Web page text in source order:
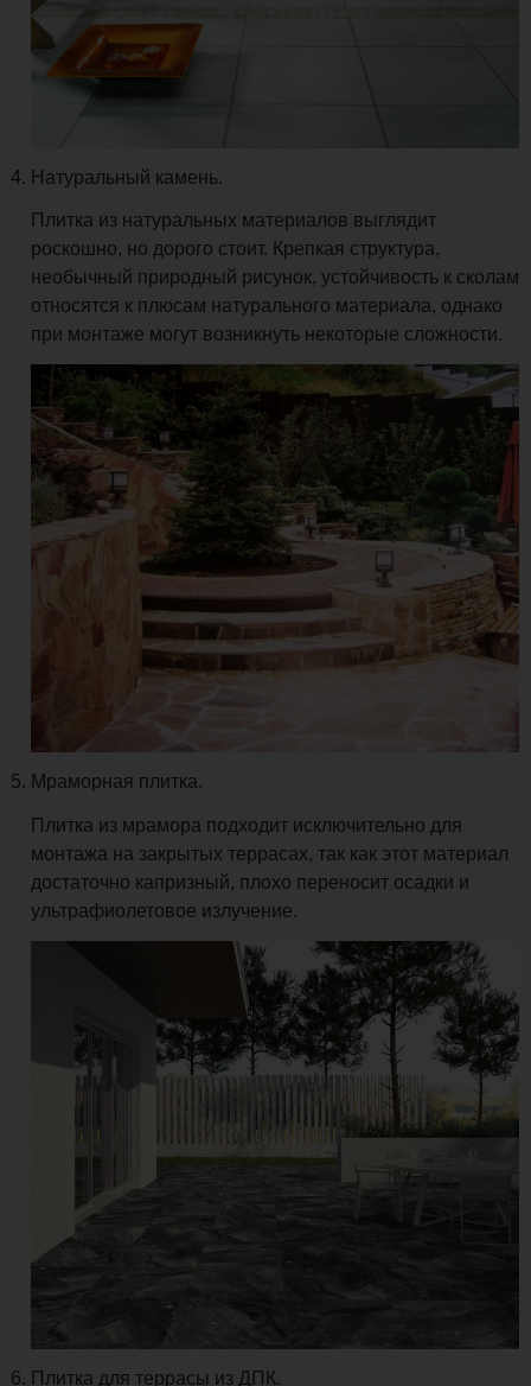
Натуральный камень.
Плитка из натуральных материалов выглядит
роскошно, но дорого стоит. Крепкая структура,
необычный природный рисунок, устойчивость к сколам
относятся к плюсам натурального материала, однако
при монтаже могут возникнуть некоторые сложности.
Мраморная плитка.
Плитка из мрамора подходит исключительно для
монтажа на закрытых террасах, так как этот материал
достаточно капризный, плохо переносит осадки и
ультрафиолетовое излучение.
Плитка для террасы из ДПК.